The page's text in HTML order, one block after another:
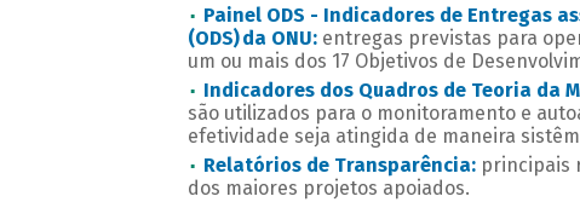
Painel ODS - Indicadores de Entregas
(ODS) da ONU:entregas previstas para
um ou mais dos 17 Objetivos de
Indicadores dos Quadros de Teoria da
são utilizados para o monitoramento e
efetividade seja atingida de maneira
Relatórios de Transparência:principais
dos maiores projetos apoiados.